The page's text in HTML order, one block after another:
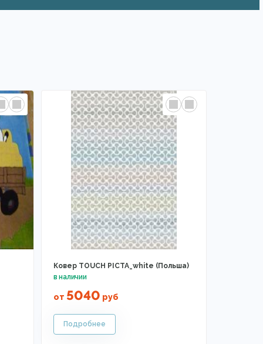
Ковер TOUCH PICTA_white (Польша)
от 5040 руб